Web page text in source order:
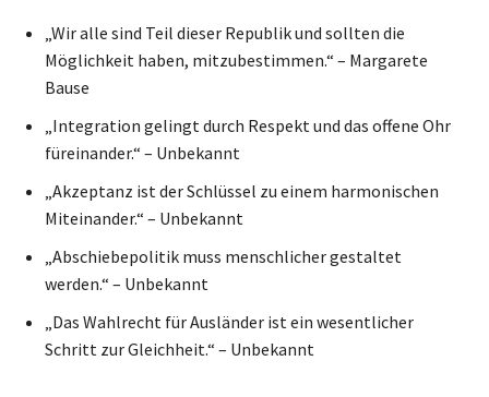
„Wir alle sind Teil dieser Republik und sollten die
Möglichkeit haben, mitzubestimmen.“ – Margarete
Bause
„Integration gelingt durch Respekt und das offene Ohr
füreinander.“ – Unbekannt
„Akzeptanz ist der Schlüssel zu einem harmonischen
Miteinander.“ – Unbekannt
„Abschiebepolitik muss menschlicher gestaltet
werden.“ – Unbekannt
„Das Wahlrecht für Ausländer ist ein wesentlicher
Schritt zur Gleichheit.“ – Unbekannt